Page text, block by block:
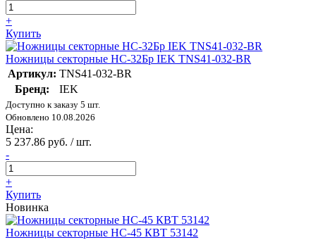
+
Купить
Ножницы секторные НС-32Бр IEK TNS41-032-BR
Артикул: TNS41-032-BR
Бренд:
IEK
Доступно к заказу 5 шт.
Обновлено 10.08.2026
Цена:
5 237.86 руб. / шт.
-
+
Купить
Новинка
Ножницы секторные НС-45 КВТ 53142